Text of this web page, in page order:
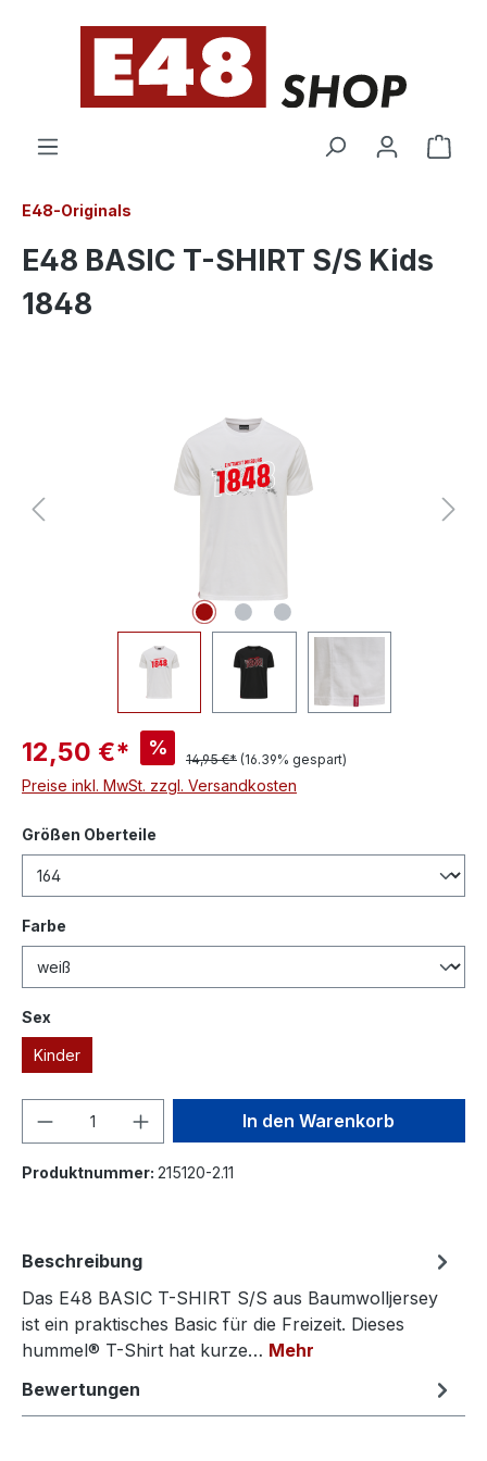
springen
E48-Originals
E48 BASIC T-SHIRT S/S Kids
1848
12,50 €* %
14,95 €* (16.39% gespart)
Preise inkl. MwSt. zzgl. Versandkosten
Größen Oberteile
Farbe
Sex
Kinder
Produkt Anzahl: Gib denIn den Warenkorb
Produktnummer: 215120-2.11
Beschreibung
Das E48 BASIC T-SHIRT S/S aus Baumwolljersey
ist ein praktisches Basic für die Freizeit. Dieses
hummel® T-Shirt hat kurze… Mehr
Bewertungen